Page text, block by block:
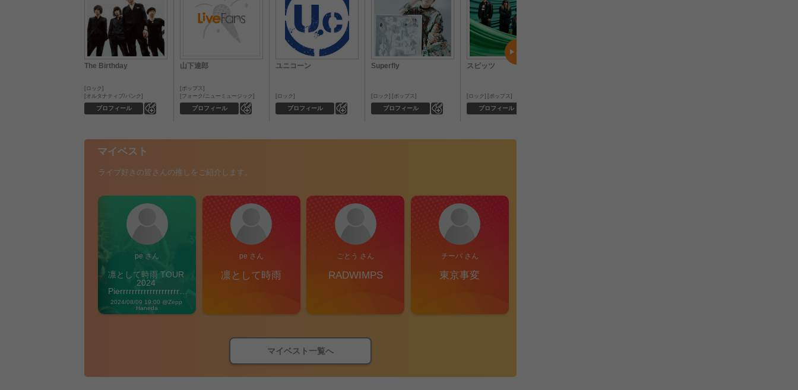
The Birthday
プロフィール
ロック
オルタナティブ/パンク
山下達郎
プロフィール
ポップス
フォーク/ニューミュージック
ユニコーン
プロフィール
ロック
Superfly
プロフィール
ロック ポップス
スピッツ
プロフィール
ロック ポップス
マイベスト
ライブ好きの皆さんの推しをご紹介します。
pe さん
凛として時雨 TOUR
2024
Pierrrrrrrrrrrrrrrrrrrre
Vibes
2024/08/09 19:00 @Zepp
Haneda
pe さん
凛として時雨
ごとう さん
RADWIMPS
チーバ さん
東京事変
マイベスト一覧へ